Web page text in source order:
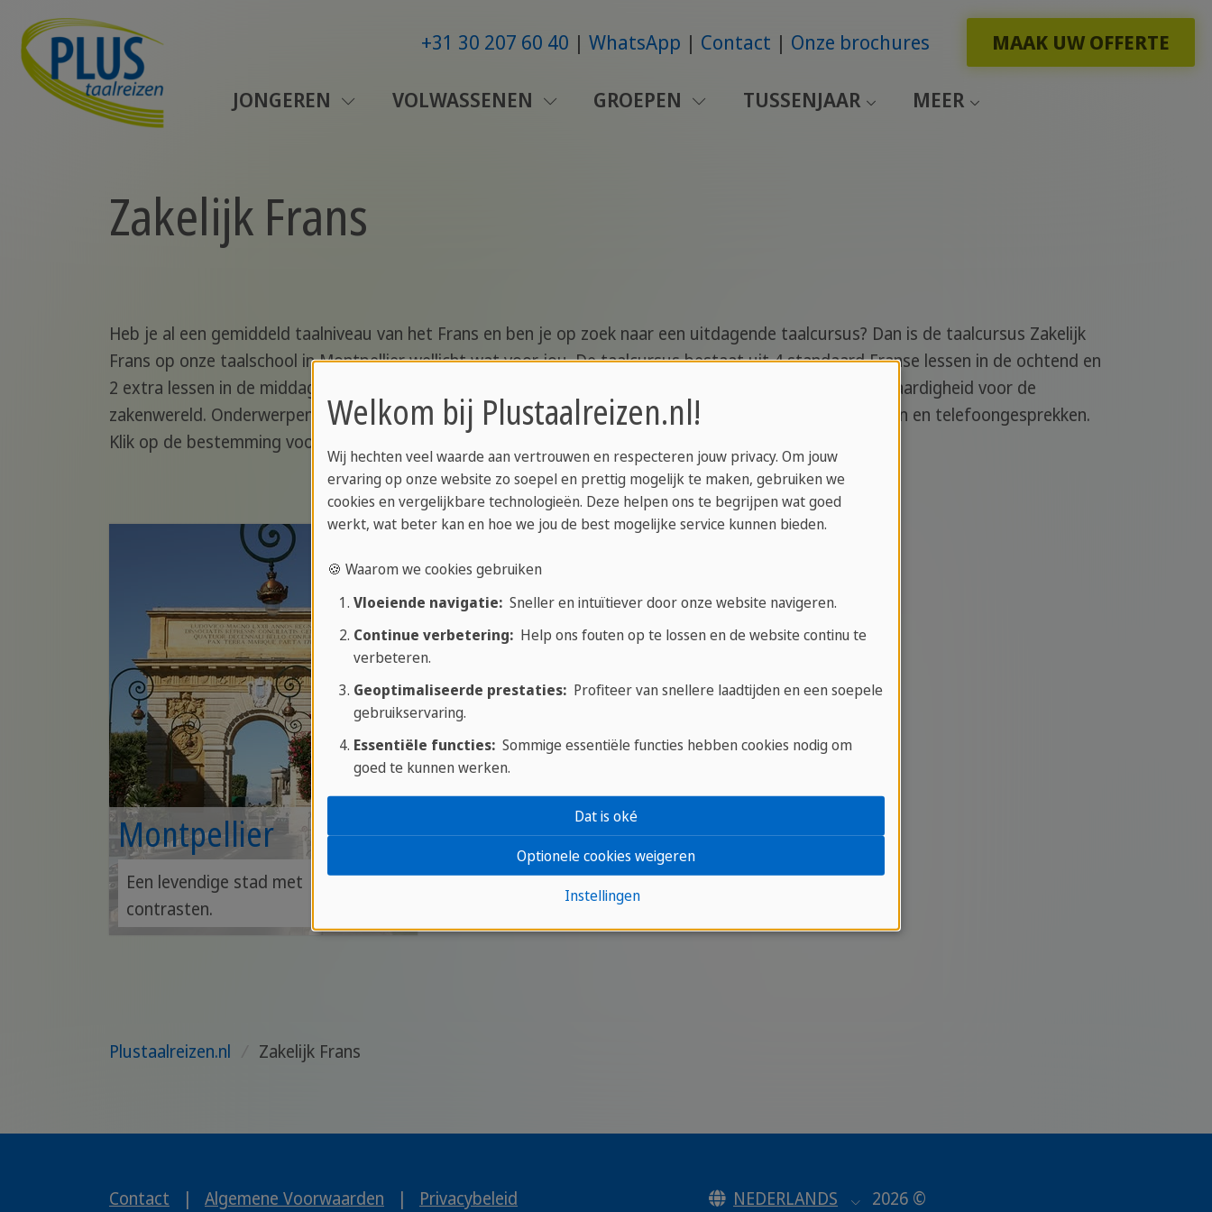
+31 30 207 60 40 WhatsApp Contact Onze brochures MAAK UW OFFERTE
JONGEREN VOLWASSENEN GROEPEN TUSSENJAAR MEER
Zakelijk Frans
Heb je al een gemiddeld taalniveau van het Frans en ben je op zoek naar een uitdagende taalcursus? Dan is de taalcursus Zakelijk
Frans op onze taalschool in Montpellier wellicht wat voor jou. De taalcursus bestaat uit 4 standaard Franse lessen in de ochtend en
2 extra lessen in de middag gefocust op Zakelijk Frans. Tijdens deze lessen train je je spreek- en schrijfvaardigheid voor de
zakenwereld. Onderwerpen die aan bod kunnen komen, zijn: vergaderingen, sollicitaties, onderhandelingen en telefoongesprekken.
Klik op de bestemming voor meer informatie over de taalcursus Zakelijk Frans:
Montpellier
Een levendige stad met
contrasten.
Plustaalreizen.nl Zakelijk Frans
Contact | Algemene Voorwaarden | Privacybeleid NEDERLANDS 2026 ©
Welkom bij Plustaalreizen.nl!
Wij hechten veel waarde aan vertrouwen en respecteren jouw privacy. Om jouw
ervaring op onze website zo soepel en prettig mogelijk te maken, gebruiken we
cookies en vergelijkbare technologieën. Deze helpen ons te begrijpen wat goed
werkt, wat beter kan en hoe we jou de best mogelijke service kunnen bieden.
🍪 Waarom we cookies gebruiken
Vloeiende navigatie:Sneller en intuïtiever door onze website navigeren.
Continue verbetering:Help ons fouten op te lossen en de website continu te
verbeteren.
Geoptimaliseerde prestaties:Profiteer van snellere laadtijden en een soepele
gebruikservaring.
Essentiële functies:Sommige essentiële functies hebben cookies nodig om
goed te kunnen werken.
Instellingen
Optionele cookies weigeren
Dat is oké